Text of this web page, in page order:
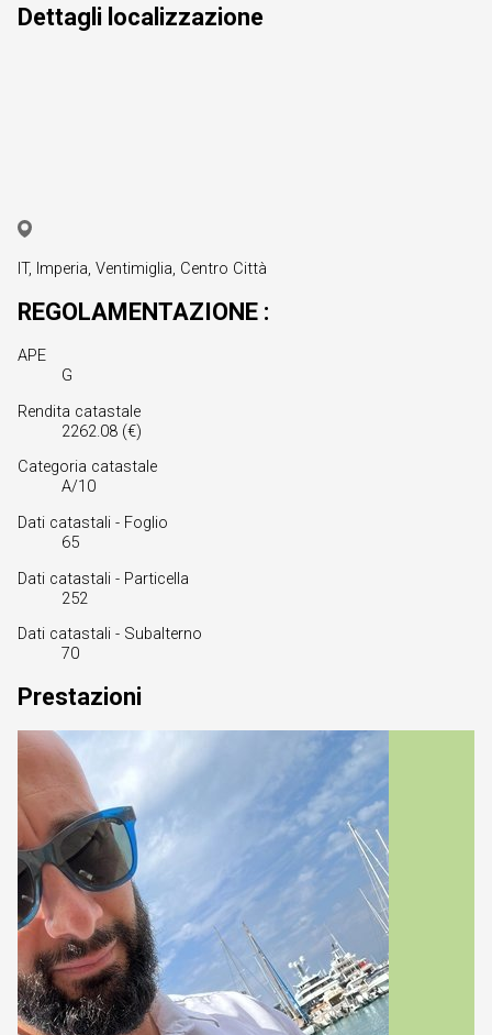
Dettagli localizzazione
IT, Imperia, Ventimiglia, Centro Città
REGOLAMENTAZIONE :
APE
G
Rendita catastale
2262.08 (€)
Categoria catastale
A/10
Dati catastali - Foglio
65
Dati catastali - Particella
252
Dati catastali - Subalterno
70
Prestazioni